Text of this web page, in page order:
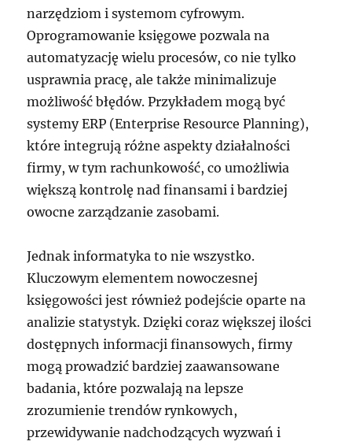
narzędziom i systemom cyfrowym.
Oprogramowanie księgowe pozwala na
automatyzację wielu procesów, co nie tylko
usprawnia pracę, ale także minimalizuje
możliwość błędów. Przykładem mogą być
systemy ERP (Enterprise Resource Planning),
które integrują różne aspekty działalności
firmy, w tym rachunkowość, co umożliwia
większą kontrolę nad finansami i bardziej
owocne zarządzanie zasobami.
Jednak informatyka to nie wszystko.
Kluczowym elementem nowoczesnej
księgowości jest również podejście oparte na
analizie statystyk. Dzięki coraz większej ilości
dostępnych informacji finansowych, firmy
mogą prowadzić bardziej zaawansowane
badania, które pozwalają na lepsze
zrozumienie trendów rynkowych,
przewidywanie nadchodzących wyzwań i